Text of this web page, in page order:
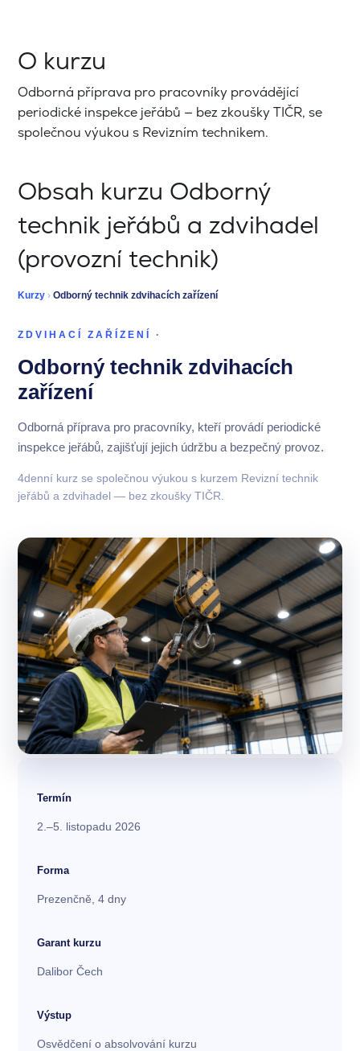
O kurzu
Odborná příprava pro pracovníky provádějící
periodické inspekce jeřábů — bez zkoušky TIČR, se
společnou výukou s Revizním technikem.
Obsah kurzu Odborný
technik jeřábů a zdvihadel
(provozní technik)
Kurzy › Odborný technik zdvihacích zařízení
ZDVIHACÍ ZAŘÍZENÍ ·
Odborný technik zdvihacích
zařízení
Odborná příprava pro pracovníky, kteří provádí periodické
inspekce jeřábů, zajišťují jejich údržbu a bezpečný provoz.
4denní kurz se společnou výukou s kurzem Revizní technik
jeřábů a zdvihadel — bez zkoušky TIČR.
Termín
2.–5. listopadu 2026
Forma
Prezenčně, 4 dny
Garant kurzu
Dalibor Čech
Výstup
Osvědčení o absolvování kurzu